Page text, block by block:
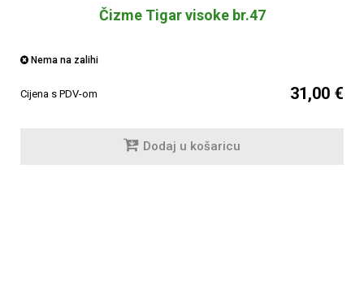
Čizme Tigar visoke br.47
Nema na zalihi
Cijena s PDV-om 31,00 €
Dodaj u košaricu